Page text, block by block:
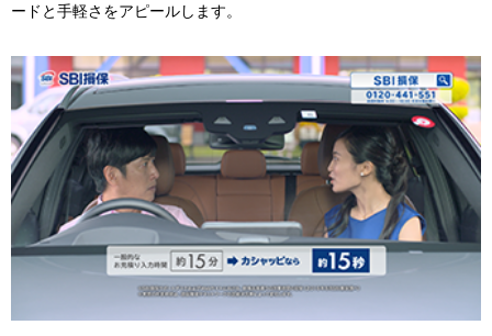
ードと手軽さをアピールします。